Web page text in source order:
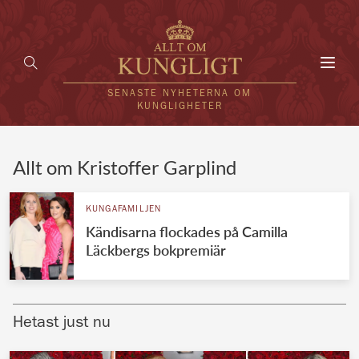
SENASTE NYHETERNA OM
KUNGLIGHETER
UTLÄNDSKT
VÄRLDENS KUNGAHUS
Brittiska kungahuset
Allt om Kristoffer Garplind
KUNGAFAMILJEN
Kändisarna flockades på Camilla
Läckbergs bokpremiär
Hetast just nu